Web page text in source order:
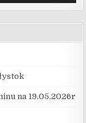
na 19.05.2026r